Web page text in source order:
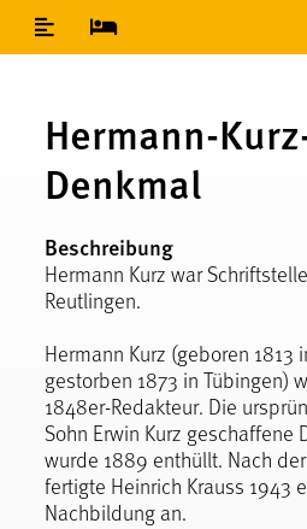
Inhaltsverzeichnis
Hermann-
Denkmal
Beschreibung
Hermann Kurz war
Reutlingen.
Hermann Kurz (geboren 1813
gestorben 1873 in Tübingen)
1848er-Redakteur. Die
Sohn Erwin Kurz geschaffene
wurde 1889 enthüllt. Nach
fertigte Heinrich Krauss 1943
Nachbildung an.